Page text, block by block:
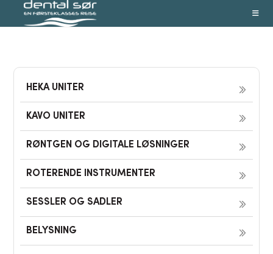
HEKA UNITER
KAVO UNITER
RØNTGEN OG DIGITALE LØSNINGER
ROTERENDE INSTRUMENTER
SESSLER OG SADLER
BELYSNING